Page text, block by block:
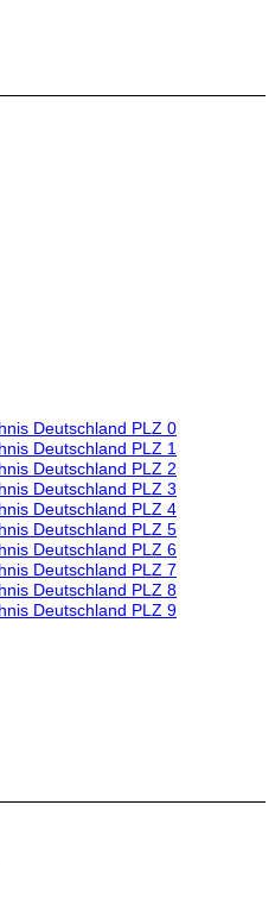
Deutschland PLZ 0
Deutschland PLZ 1
Deutschland PLZ 2
Deutschland PLZ 3
Deutschland PLZ 4
Deutschland PLZ 5
Deutschland PLZ 6
Deutschland PLZ 7
Deutschland PLZ 8
Deutschland PLZ 9